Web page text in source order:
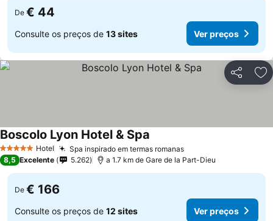
De € 44
Consulte os preços de 13 sites Ver preços
Partilhar
5 Estrelas Hotel Spa inspirado em termas romanas
Boscolo Lyon Hotel & Spa
8,5 Excelente 5.262 a 1.7 km de Gare de la Part-Dieu
De € 166
Consulte os preços de 12 sites Ver preços